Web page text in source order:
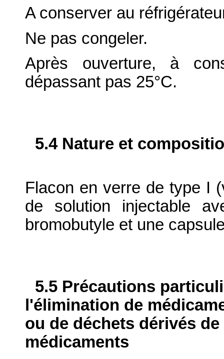
A conserver au
Ne pas congeler.
Après ouverture, à
dépassant pas 25°C.
5.4 Nature et
Flacon en verre de type I
de solution injectable
bromobutyle et une
5.5 Précautions
l'élimination de
ou de déchets dérivés
médicaments